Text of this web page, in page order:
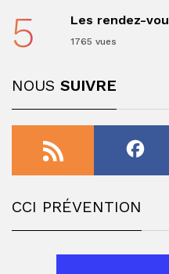
5 Les rendez-
1765 vues
NOUS SUIVRE
CCI PRÉVENTION